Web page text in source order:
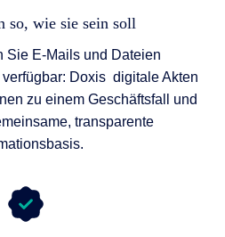
so, wie sie sein soll
Sie E-Mails und Dateien
Doxis digitale Akten
zu einem Geschäftsfall und
transparente